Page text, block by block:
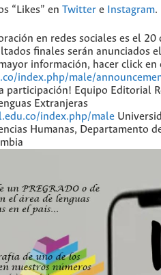
“Likes” en Twitter e Instagram.
en redes sociales es el 20
finales serán anunciados
información, hacer click en
index.php/male/
participación! Equipo Editorial
Extranjeras
index.php/male
Humanas, Departamento